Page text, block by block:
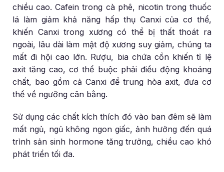
chiều cao. Cafein trong cà phê, nicotin trong thuốc
lá làm giảm khả năng hấp thụ Canxi của cơ thể,
khiến Canxi trong xương có thể bị thất thoát ra
ngoài, lâu dài làm mật độ xương suy giảm, chúng ta
mất đi hội cao lớn. Rượu, bia chứa cồn khiến tỉ lệ
axit tăng cao, cơ thể buộc phải điều động khoáng
chất, bao gồm cả Canxi để trung hòa axit, đưa cơ
thể về ngưỡng cân bằng.
Sử dụng các chất kích thích đó vào ban đêm sẽ làm
mất ngủ, ngủ không ngon giấc, ảnh hưởng đến quá
trình sản sinh hormone tăng trưởng, chiều cao khó
phát triển tối đa.